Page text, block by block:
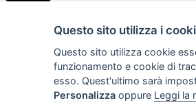
Questo sito utilizza i
Questo sito utilizza cookie
funzionamento e cookie di
esso. Quest'ultimo sarà
Personalizza oppure Leggi la